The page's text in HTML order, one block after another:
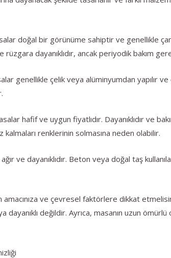
doğal bir görünüme sahiptir ve genellikle
rüzgara dayanıklıdır, ancak periyodik bakım
genellikle çelik veya alüminyumdan yapılır ve
hafif ve uygun fiyatlıdır. Dayanıklıdır ve
kalmaları renklerinin solmasına neden olabilir.
ve dayanıklıdır. Beton veya doğal taş
amacınıza ve çevresel faktörlere dikkat
değildir. Ayrıca, masanın uzun ömürlü